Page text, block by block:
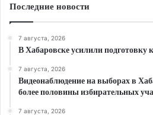
Последние новости
7 августа, 2026
В Хабаровске усилили
7 августа, 2026
Видеонаблюдение на выборах в
более половины избирательных
7 августа, 2026